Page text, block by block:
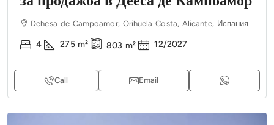
Dehesa de Campoamor, Orihuela Costa, Alicante, Испания
4 275 m² 803 m² 12/2027
Call Email